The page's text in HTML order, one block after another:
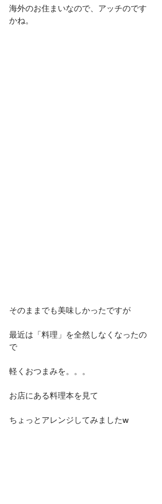
海外のお住まいなので、アッチのです
かね。
そのままでも美味しかったですが
最近は「料理」を全然しなくなったの
で
軽くおつまみを。。。
お店にある料理本を見て
ちょっとアレンジしてみましたw